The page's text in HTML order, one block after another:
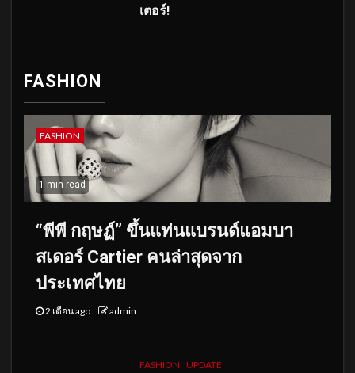
เตอร์!
FASHION
FASHION
1 min read
“พีพี กฤษฏ์” ขึ้นแท่นแบรนด์แอมบา
สเดอร์ Cartier คนล่าสุดจาก
ประเทศไทย
2 เดือน ago admin
FASHION UPDATE